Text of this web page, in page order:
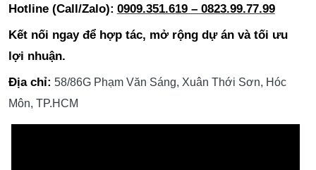
► Xưởng sản xuất hơn 2.000m², hệ thống máy móc hiện
đại.
► Đội ngũ gần 100 nhân sự giàu kinh nghiệm, triển khai
► Năng lực tài chính ổn định, đảm bảo tiến độ và chất